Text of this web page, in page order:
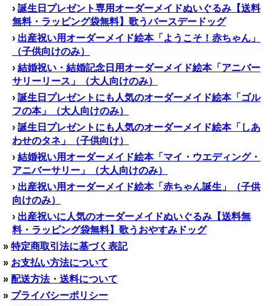
› 誕生日プレゼント専用オーダーメイドぬいぐるみ【送料
無料・ラッピング袋無料】歌うバースデードッグ
› 出産祝い用オーダーメイド絵本「ようこそ！赤ちゃん」
（子供向けのみ）
› 結婚祝い・結婚記念日用オーダーメイド絵本「アニバー
サリーリース」（大人向けのみ）
› 誕生日プレゼントにも人気のオーダーメイド絵本「ゴル
フの本」（大人向けのみ）
› 誕生日プレゼントにも人気のオーダーメイド絵本「しあ
わせのタネ」（子供向け）
› 結婚祝い用オーダーメイド絵本「マイ・ウエディング・
アニバーサリー」（大人向けのみ）
› 出産祝い用オーダーメイド絵本「赤ちゃん誕生」（子供
向けのみ）
› 出産祝いに人気のオーダーメイドぬいぐるみ【送料無
料・ラッピング袋無料】歌うおやすみドッグ
» 特定商取引法に基づく表記
» お支払い方法について
» 配送方法・送料について
» プライバシーポリシー